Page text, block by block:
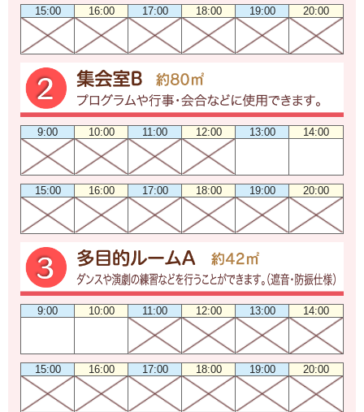
15:00 16:00 17:00 18:00 19:00 20:00
9:00 10:00 11:00 12:00 13:00 14:00
15:00 16:00 17:00 18:00 19:00 20:00
9:00 10:00 11:00 12:00 13:00 14:00
15:00 16:00 17:00 18:00 19:00 20:00